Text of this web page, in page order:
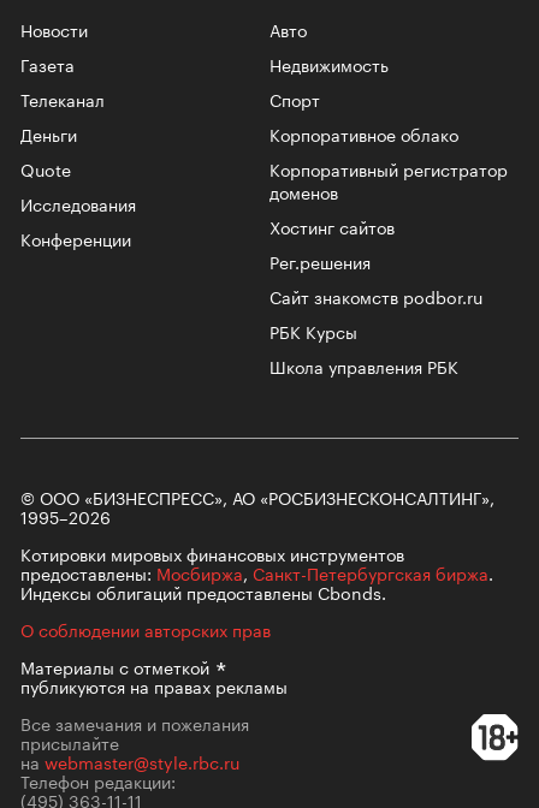
Новости
Газета
Телеканал
Авто
Недвижимость
Спорт
Корпоративное облако
Корпоративный регистратор
доменов
Хостинг сайтов
Рег.решения
Сайт знакомств podbor.ru
РБК Курсы
Школа управления РБК
Деньги
Quote
Исследования
Конференции
© ООО «БИЗНЕСПРЕСС», АО «РОСБИЗНЕСКОНСАЛТИНГ»,
1995–2026
Котировки мировых финансовых инструментов
предоставлены: Мосбиржа, Санкт-Петербургская биржа.
Индексы облигаций предоставлены Cbonds.
О соблюдении авторских прав
Материалы сотметкой
публикуются на правах рекламы
Все замечания и пожелания
присылайте
на webmaster@style.rbc.ru
Телефон редакции:
(495) 363-11-11